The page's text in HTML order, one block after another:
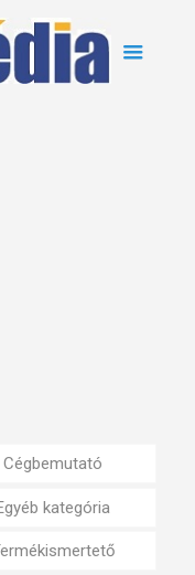
Cégbemutató
kategória